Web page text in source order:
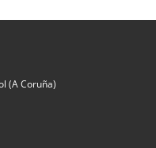
(A Coruña)